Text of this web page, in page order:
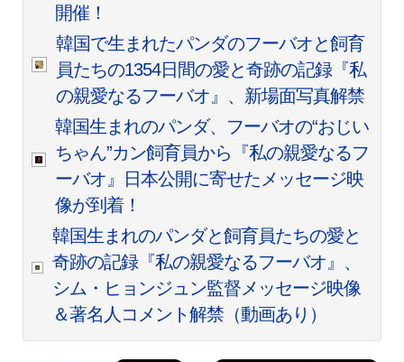
開催！
韓国で生まれたパンダのフーバオと飼育
員たちの1354日間の愛と奇跡の記録『私
の親愛なるフーバオ』、新場面写真解禁
韓国生まれのパンダ、フーバオの“おじい
ちゃん”カン飼育員から『私の親愛なるフ
ーバオ』日本公開に寄せたメッセージ映
像が到着！
韓国生まれのパンダと飼育員たちの愛と
奇跡の記録『私の親愛なるフーバオ』、
シム・ヒョンジュン監督メッセージ映像
＆著名人コメント解禁（動画あり）